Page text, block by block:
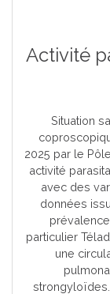
Activité
Situation
2025 par le
activité
avec des
données
particulier
une